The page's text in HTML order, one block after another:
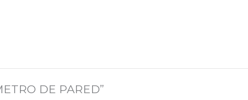
DE PARED”